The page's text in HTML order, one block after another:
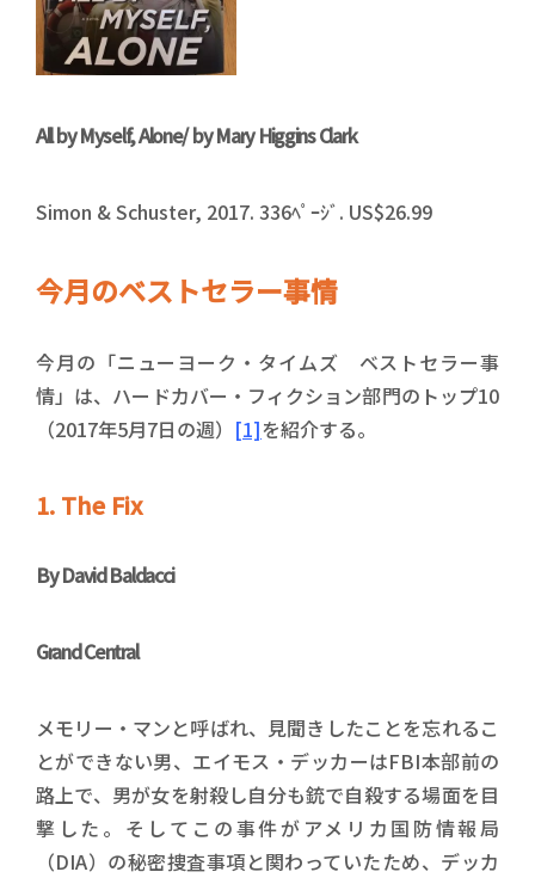
All by Myself, Alone/ by Mary Higgins Clark
Simon & Schuster, 2017. 336ﾍﾟｰｼﾞ. US$26.99
今月のベストセラー事情
今月の「ニューヨーク・タイムズ ベストセラー事
情」は、ハードカバー・フィクション部門のトップ10
（2017年5月7日の週） [1]を紹介する。
1. The Fix
ByDavid Baldacci
Grand Central
メモリー・マンと呼ばれ、見聞きしたことを忘れるこ
とができない男、エイモス・デッカーはFBI本部前の
路上で、男が女を射殺し自分も銃で自殺する場面を目
撃した。そしてこの事件がアメリカ国防情報局
（DIA）の秘密捜査事項と関わっていたため、デッカ